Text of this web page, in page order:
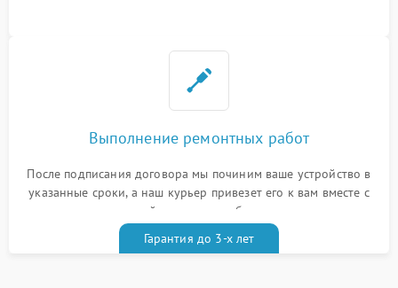
Выполнение ремонтных работ
После подписания договора мы починим ваше устройство в
указанные сроки, а наш курьер привезет его к вам вместе с
гарантийным талоном бесплатно
Гарантия до 3-х лет